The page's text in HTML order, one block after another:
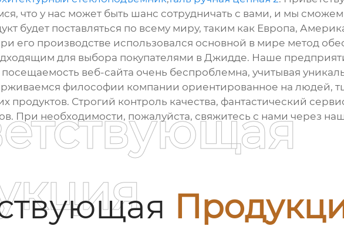
что у нас может быть шанс сотрудничать с вами, и мы
будет поставляться по всему миру, таким как Европа,
его производстве использовался основной в мире метод
для выбора покупателями в Джидде. Наше
веб-сайта очень беспроблемна, учитывая
философии компании ориентированное на людей,
продуктов. Строгий контроль качества, фантастический
При необходимости, пожалуйста, свяжитесь с нами через